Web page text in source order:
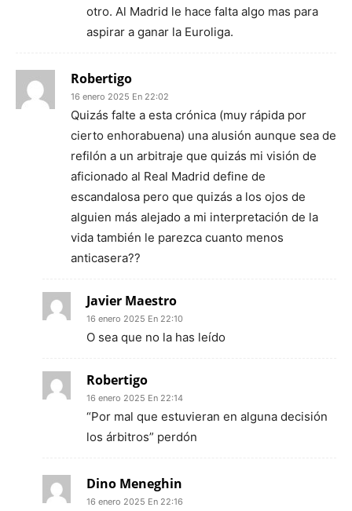
otro. Al Madrid le hace falta algo mas para
aspirar a ganar la Euroliga.
Robertigo
16 enero 2025 En 22:02
Quizás falte a esta crónica (muy rápida por
cierto enhorabuena) una alusión aunque sea de
refilón a un arbitraje que quizás mi visión de
aficionado al Real Madrid define de
escandalosa pero que quizás a los ojos de
alguien más alejado a mi interpretación de la
vida también le parezca cuanto menos
anticasera??
Javier Maestro
16 enero 2025 En 22:10
O sea que no la has leído
Robertigo
16 enero 2025 En 22:14
“Por mal que estuvieran en alguna decisión
los árbitros” perdón
Dino Meneghin
16 enero 2025 En 22:16